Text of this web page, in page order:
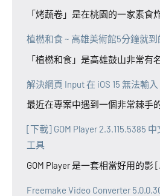
「烤蔬卷」是在桃園的一家素食
植橪和食 ~ 高雄美術館5分鐘就
「植橪和食」是高雄鼓山非常有
解決網頁 Input 在 iOS 15 無法輸入
最近在專案中遇到一個非常棘手
[下載] GOM Player 2.3.115.5385
工具
GOM Player 是一套相當好用的影
Freemake Video Converter